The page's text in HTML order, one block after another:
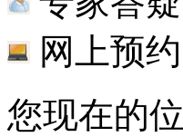
网上预约
您现在的位